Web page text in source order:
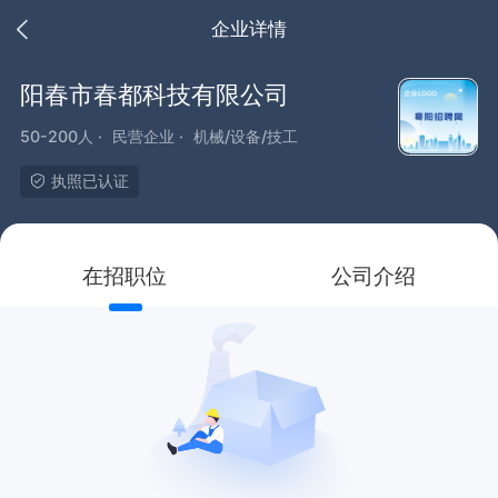
企业详情
阳春市春都科技有限公司
50-200人 · 民营企业 · 机械/设备/技工
执照已认证
在招职位 公司介绍